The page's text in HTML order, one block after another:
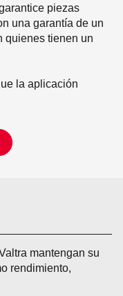
piezas
una garantía de un
quienes tienen un
la aplicación
mantengan su
rendimiento,